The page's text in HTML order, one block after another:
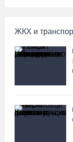
Сущик вновь в
«Алмаз» выиграл у
06.08.26 / 08:50
«Единая Россия»
ЖКХ и